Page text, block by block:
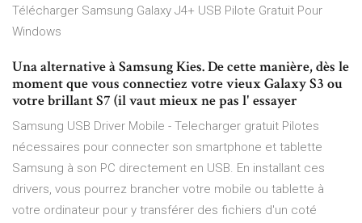
Télécharger Samsung Galaxy J4+ USB Pilote Gratuit Pour
Windows
Una alternative à Samsung Kies. De cette manière, dès le
moment que vous connectiez votre vieux Galaxy S3 ou
votre brillant S7 (il vaut mieux ne pas l' essayer
Samsung USB Driver Mobile - Telecharger gratuit Pilotes
nécessaires pour connecter son smartphone et tablette
Samsung à son PC directement en USB. En installant ces
drivers, vous pourrez brancher votre mobile ou tablette à
votre ordinateur pour y transférer des fichiers d'un coté